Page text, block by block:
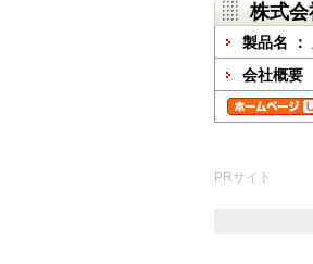
株式
製品名 ：
会社概要
PRサイト